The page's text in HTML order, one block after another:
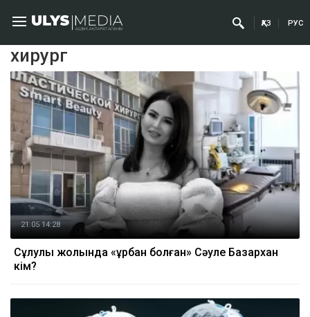
ҚАЗ РУС
хирург
21.05 14:28
Сұлулық жолында «құрбан болған» Сәуле Базархан
кім?